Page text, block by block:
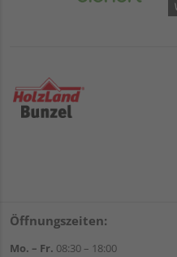
Öffnungszeiten:
Mo. – Fr. 08:30 – 18:00